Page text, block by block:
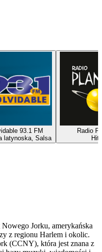
93.1 FM
latynoska, Salsa
Radio
Hity
Jorku, amerykańska
z regionu Harlem i okolic.
(CCNY), która jest znana z